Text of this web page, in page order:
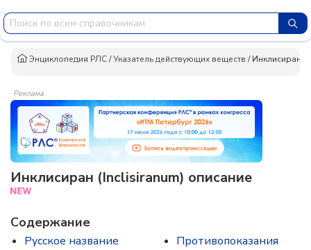
Энциклопедия РЛС/Указатель действующих веществ /Инклисиран
Реклама
Инклисиран (Inclisiranum) описание
Содержание
Русское название
Противопоказания